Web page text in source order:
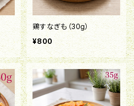
鶏すなぎも（30g）
¥800